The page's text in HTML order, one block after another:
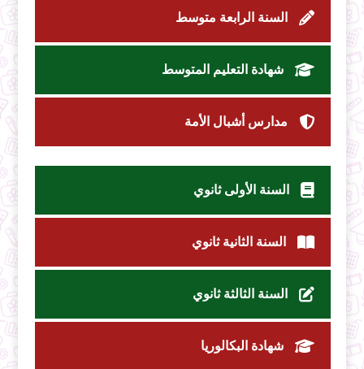
السنة الرابعة متوسط
شهادة التعليم المتوسط
مدارس أشبال الأمة
السنة الأولى ثانوي
السنة الثانية ثانوي
السنة الثالثة ثانوي
شهادة البكالوريا